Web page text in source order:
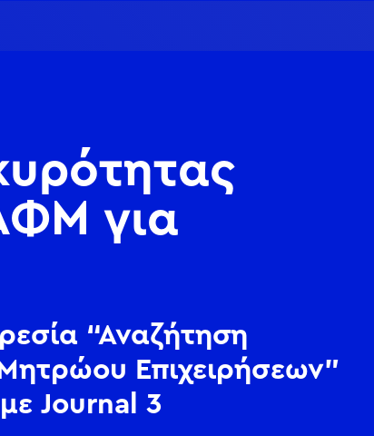
για
“Αναζήτηση
Επιχειρήσεων”
Journal 3